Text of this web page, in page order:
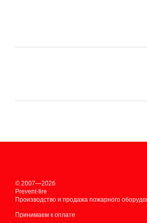
© 2007—2026
Prevent-fire
Производство и продажа пожарного
Принимаем к оплате